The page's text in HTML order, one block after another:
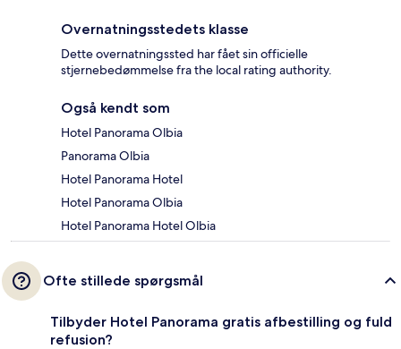
Overnatningsstedets klasse
Dette overnatningssted har fået sin officielle
stjernebedømmelse fra the local rating authority.
Også kendt som
Hotel Panorama Olbia
Panorama Olbia
Hotel Panorama Hotel
Hotel Panorama Olbia
Hotel Panorama Hotel Olbia
Ofte stillede spørgsmål
Tilbyder Hotel Panorama gratis afbestilling og fuld
refusion?